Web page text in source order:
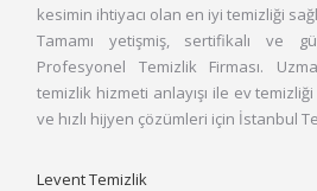
kesimin ihtiyacı olan en iyi temizliği
Tamamı yetişmiş, sertifikalı ve
Profesyonel Temizlik Firması.
temizlik hizmeti anlayışı ile ev
ve hızlı hijyen çözümleri için İstanbul
Levent Temizlik